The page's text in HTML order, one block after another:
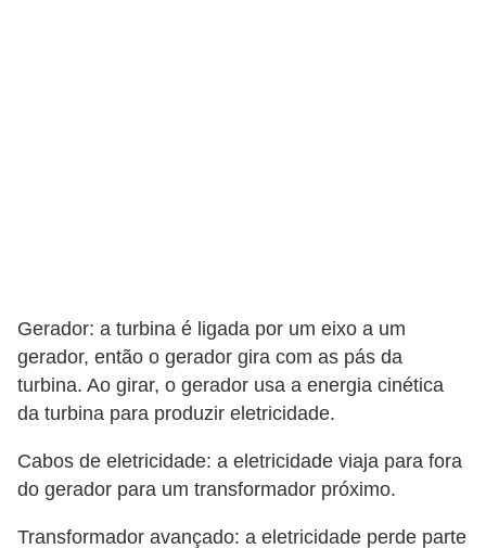
Gerador: a turbina é ligada por um eixo a um
gerador, então o gerador gira com as pás da
turbina. Ao girar, o gerador usa a energia cinética
da turbina para produzir eletricidade.
Cabos de eletricidade: a eletricidade viaja para fora
do gerador para um transformador próximo.
Transformador avançado: a eletricidade perde parte